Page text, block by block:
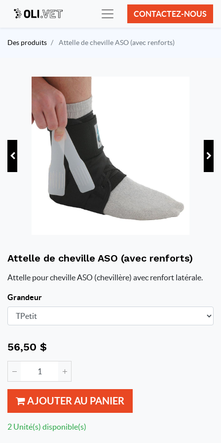
CONTACTEZ-NOUS
Des produits Attelle de cheville ASO (avec renforts)
Attelle de cheville ASO (avec renforts)
Attelle pour cheville ASO (chevillère) avec renfort latérale.
Grandeur
56,50 $
AJOUTER AU PANIER
2 Unité(s) disponible(s)